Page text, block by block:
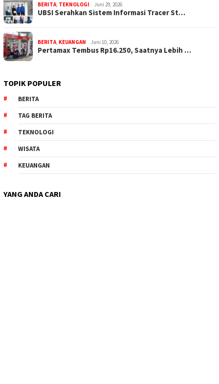
BERITA, TEKNOLOGI Juni 29, 2026
UBSI Serahkan Sistem Informasi Tracer St…
BERITA, KEUANGAN Juni 10, 2026
Pertamax Tembus Rp16.250, Saatnya Lebih …
TOPIK POPULER
BERITA
TAG BERITA
TEKNOLOGI
WISATA
KEUANGAN
YANG ANDA CARI